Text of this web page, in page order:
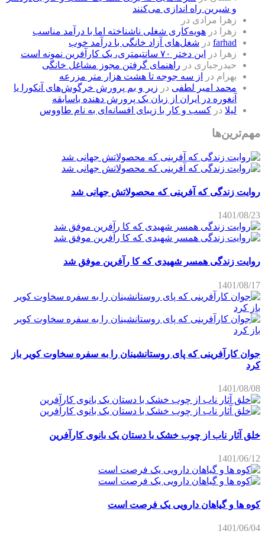
و شیرین راه اندازی می‌کنند
زهرا مرادی در
زهرا
در هویه‌کاری شغلی ناشناخته اما با درآمد مناسب
farhad در شغل‌های آزاد خانگی با درآمد خوب
زهرا
در
این دختر ۷۰ سانتیمتری، یک کارآفرین نمونه است
حیدرجباری در راهنمای گرفتن مجوز مشاغل خانگی
بهرام در
از سه جوجه تا هشت هزار متر مزرعه
محمد امیر لطفی در زیر و بم پرورش خرگوش‌های آنکورا یا
آنغوره در ایران از زبان یک پرورش دهنده باسابقه
لیلا در کسب و کار با زیبای افسانه‌ای به نام طاووس
مهم‌ترین‌ها
روایت زندگی که آفرینی که محصولاتش جهانی شد
1401/08/23
روایت زندگی همسر شهیدی که کا رآفرین موفق شد
1401/08/17
جوان کارآفرینی که پای روستانشینان را به سفره سخاوت کویر باز
کرد
1401/08/08
خلق آثار ناب از چوب خشک با دستان یک بانوی کارآفرین
1401/06/12
کوه ها و گیاهان دارویی یک فرصت است
1401/06/04